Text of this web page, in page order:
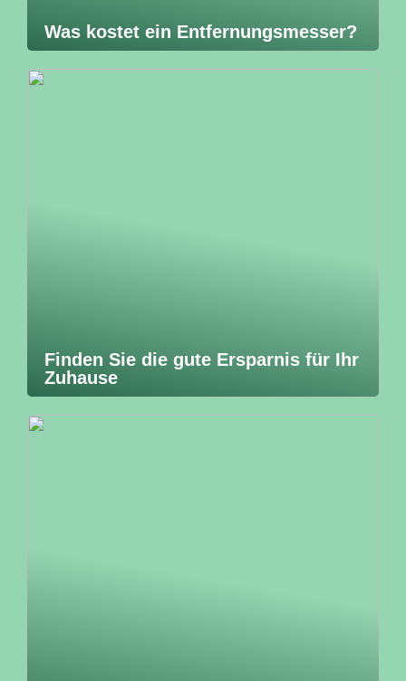
Was kostet ein Entfernungsmesser?
Finden Sie die gute Ersparnis für Ihr
Zuhause